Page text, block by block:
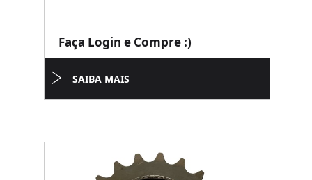
Faça Login e Compre :)
SAIBA MAIS